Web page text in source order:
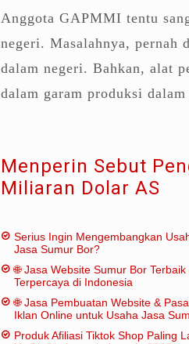
Anggota GAPMMI tentu
negeri. Masalahnya, pernah
dalam negeri. Bahkan, alat
dalam garam produksi
Menperin Sebut
Miliaran Dolar AS
Serius Ingin Mengembangkan
Jasa Sumur Bor?
🌐 Jasa Website Sumur Bor Terbaik
Terpercaya di Indonesia
🌐 Jasa Pembuatan Website &
Iklan Online untuk Usaha Jasa
Produk Afiliasi Tiktok Shop Paling